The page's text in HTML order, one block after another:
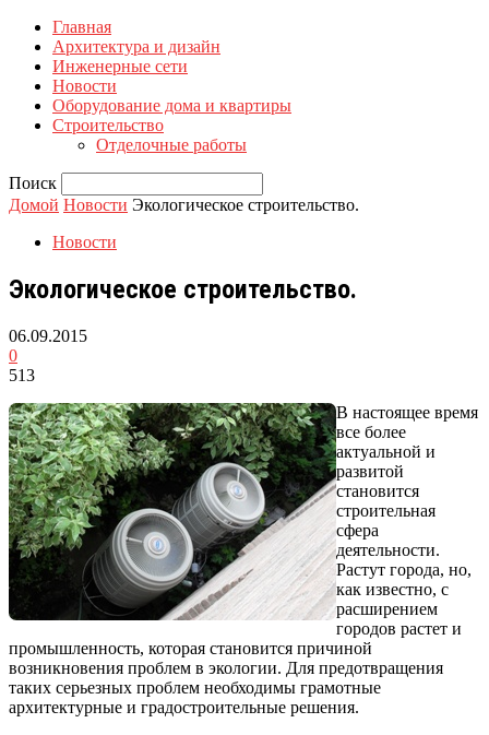
Главная
Архитектура и дизайн
Инженерные сети
Новости
Оборудование дома и квартиры
Строительство
Отделочные работы
Поиск
Домой Новости Экологическое строительство.
Новости
Экологическое строительство.
06.09.2015
0
513
В настоящее время
все более
актуальной и
развитой
становится
строительная
сфера
деятельности.
Растут города, но,
как известно, с
расширением
городов растет и
промышленность, которая становится причиной
возникновения проблем в экологии. Для предотвращения
таких серьезных проблем необходимы грамотные
архитектурные и градостроительные решения.